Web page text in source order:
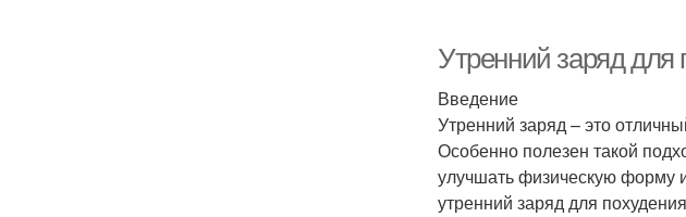
Утренний заряд для
Введение
Утренний заряд – это
Особенно полезен такой
улучшать физическую форму
утренний заряд для